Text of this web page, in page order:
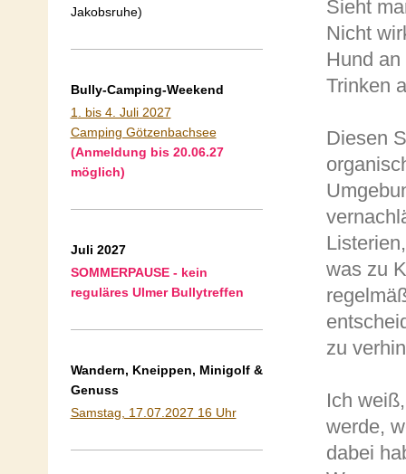
Sieht
Nicht
Hund
Trinken
Diesen
was zu
zu
Ich
werde,
dabei
Jakobsruhe)
Bully-Camping-Weekend
1. bis 4. Juli 2027
Camping Götzenbachsee
(Anmeldung bis 20.06.27
möglich)
Juli 2027
SOMMERPAUSE - kein
reguläres Ulmer Bullytreffen
Wandern, Kneippen, Minigolf &
Genuss
Samstag, 17.07.2027 16 Uhr